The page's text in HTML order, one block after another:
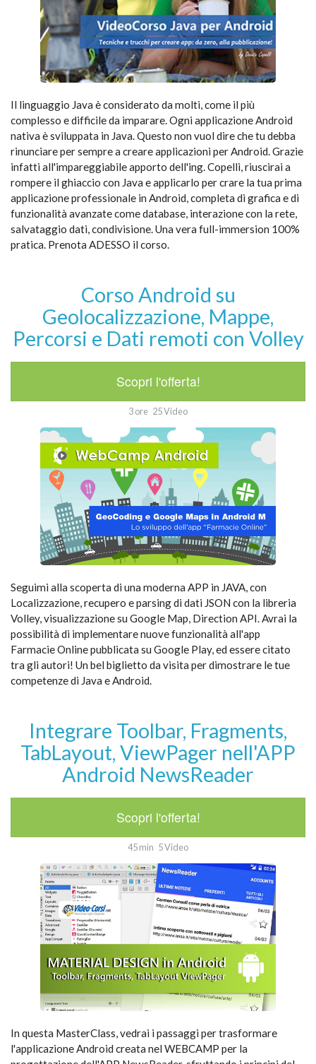
Il linguaggio Java è considerato da molti, come il più
complesso e difficile da imparare. Ogni applicazione Android
nativa è sviluppata in Java. Questo non vuol dire che tu debba
rinunciare per sempre a creare applicazioni per Android. Grazie
infatti all'impareggiabile apporto dell'ing. Copelli, riuscirai a
rompere il ghiaccio con Java e applicarlo per crare la tua prima
applicazione professionale in Android, completa di grafica e di
funzionalità avanzate come database, interazione con la rete,
salvataggio dati, condivisione. Una vera full-immersion 100%
pratica. Prenota ADESSO il corso.
Corso Android su
Geolocalizzazione, Mappe,
Percorsi e Dati remoti con Volley
Scopri l'offerta!
3 ore 25 Video
Seguimi alla scoperta di una moderna APP in JAVA, con
Localizzazione, recupero e parsing di dati JSON con la libreria
Volley, visualizzazione su Google Map, Direction API. Avrai la
possibilità di implementare nuove funzionalità all'app
Farmacie Online pubblicata su Google Play, ed essere citato
tra gli autori! Un bel biglietto da visita per dimostrare le tue
competenze di Java e Android.
Integrare Toolbar, Fragments,
TabLayout, ViewPager nell'APP
Android NewsReader
Scopri l'offerta!
45 min 5 Video
In questa MasterClass, vedrai i passaggi per trasformare
l'applicazione Android creata nel WEBCAMP per la